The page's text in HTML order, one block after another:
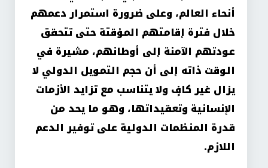
أنحاء العالم، وعلى ضرورة استمرار دعمهم
خلال فترة إقامتهم المؤقتة حتى تتحقق
عودتهم الآمنة إلى أوطانهم، مشيرة في
الوقت ذاته إلى أن حجم التمويل الدولي لا
يزال غير كافٍ ولا يتناسب مع تزايد الأزمات
الإنسانية وتعقيداتها، وهو ما يحد من
قدرة المنظمات الدولية على توفير الدعم
اللازم.